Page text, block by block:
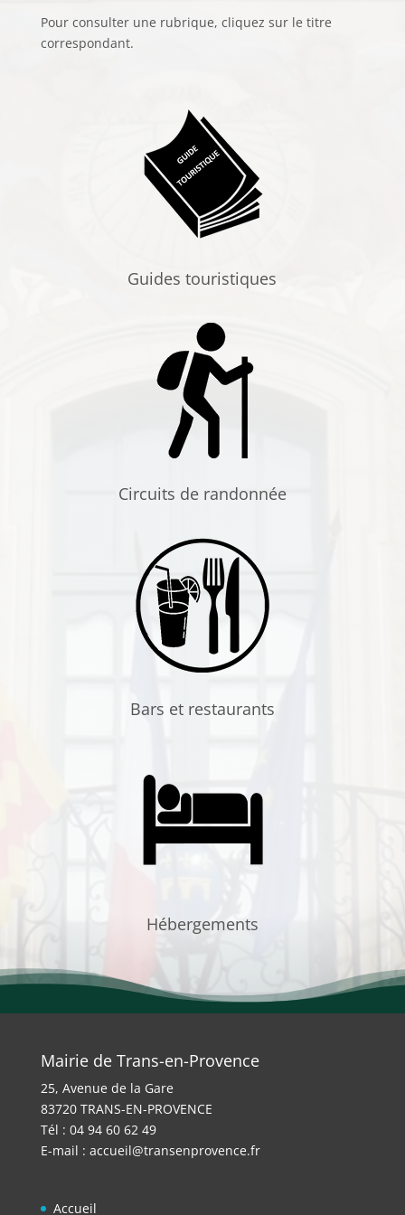
Pour consulter une rubrique, cliquez sur le titre
correspondant.
Guides touristiques
Circuits de randonnée
Bars et restaurants
Hébergements
Mairie de Trans-en-Provence
25, Avenue de la Gare
83720 TRANS-EN-PROVENCE
Tél : 04 94 60 62 49
E-mail : accueil@transenprovence.fr
Accueil